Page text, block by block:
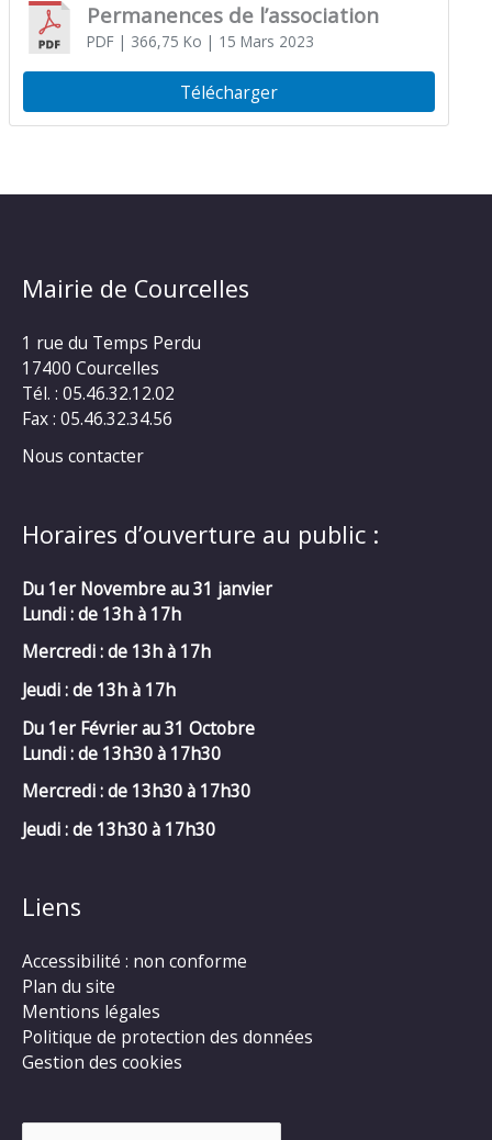
Permanences de l’association
PDF| 366,75 Ko | 15 Mars 2023
Télécharger
Mairie de Courcelles
1 rue du Temps Perdu
17400 Courcelles
Tél. : 05.46.32.12.02
Fax : 05.46.32.34.56
Nous contacter
Horaires d’ouverture au public :
Du 1er Novembre au 31 janvier
Lundi : de 13h à 17h
Mercredi :de 13h à 17h
Jeudi : de 13h à 17h
Du 1er Février au 31 Octobre
Lundi : de 13h30 à 17h30
Mercredi :de 13h30 à 17h30
Jeudi : de 13h30 à 17h30
Liens
Accessibilité : non conforme
Plan du site
Mentions légales
Politique de protection des données
Gestion des cookies